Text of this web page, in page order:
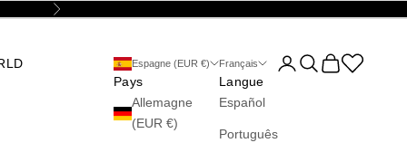
Suivant
Espagne (EUR €)
Pays
Allemagne
(EUR €)
Français
Langue
Español
Português
Ouvrir le compte
Ouvrir la
Voir le panier
Abrir la